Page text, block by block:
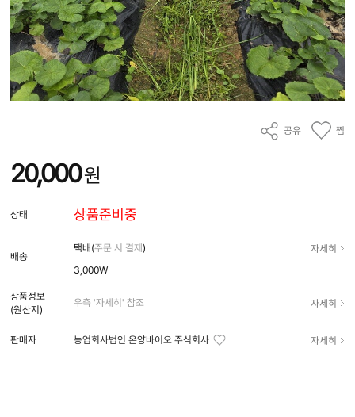
공유 찜
20,000원
상태 상품준비중
배송
택배(주문 시 결제) 자세히
3,000₩
상품정보
(원산지)
우측 '자세히' 참조 자세히
판매자 농업회사법인 온양바이오 주식회사 자세히